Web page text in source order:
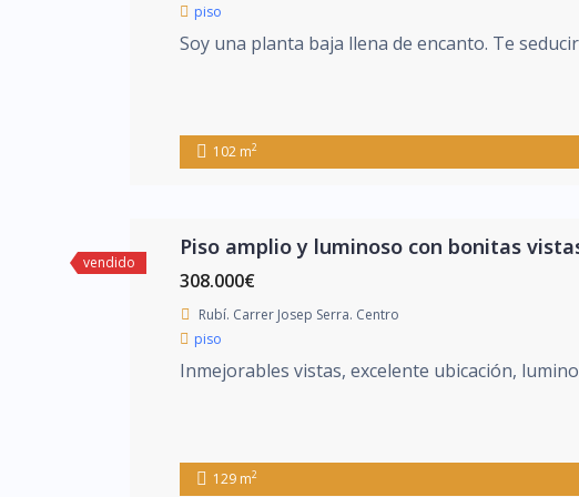
piso
Soy una planta baja llena de encanto. Te
102 m2
vendido
Piso amplio y luminoso con bonitas
308.000€
Rubí. Carrer Josep Serra. Centro
piso
Inmejorables vistas, excelente ubicación,
129 m2